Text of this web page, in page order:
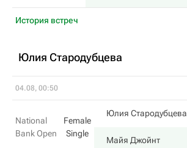
История встреч
Юлия Стародубцева
04.08, 00:50
National
Bank Open
Female
Single
Юлия Стародубцева
Майя Джойнт